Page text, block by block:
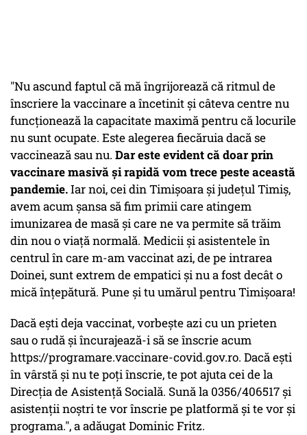
"Nu ascund faptul că mă îngrijorează că ritmul de
înscriere la vaccinare a încetinit și câteva centre nu
funcționează la capacitate maximă pentru că locurile
nu sunt ocupate. Este alegerea fiecăruia dacă se
vaccinează sau nu. Dar este evident că doar prin
vaccinare masivă și rapidă vom trece peste această
pandemie.Iar noi, cei din Timișoara și județul Timiș,
avem acum șansa să fim primii care atingem
imunizarea de masă și care ne va permite să trăim
din nou o viață normală. Medicii și asistentele în
centrul în care m-am vaccinat azi, de pe intrarea
Doinei, sunt extrem de empatici și nu a fost decât o
mică înțepătură. Pune și tu umărul pentru Timișoara!
Dacă ești deja vaccinat, vorbește azi cu un prieten
sau o rudă și încurajează-i să se înscrie acum
https://programare.vaccinare-covid.gov.ro. Dacă ești
în vârstă și nu te poți înscrie, te pot ajuta cei de la
Direcția de Asistență Socială. Sună la 0356/406517 și
asistenții noștri te vor înscrie pe platformă și te vor și
programa.", a adăugat Dominic Fritz.